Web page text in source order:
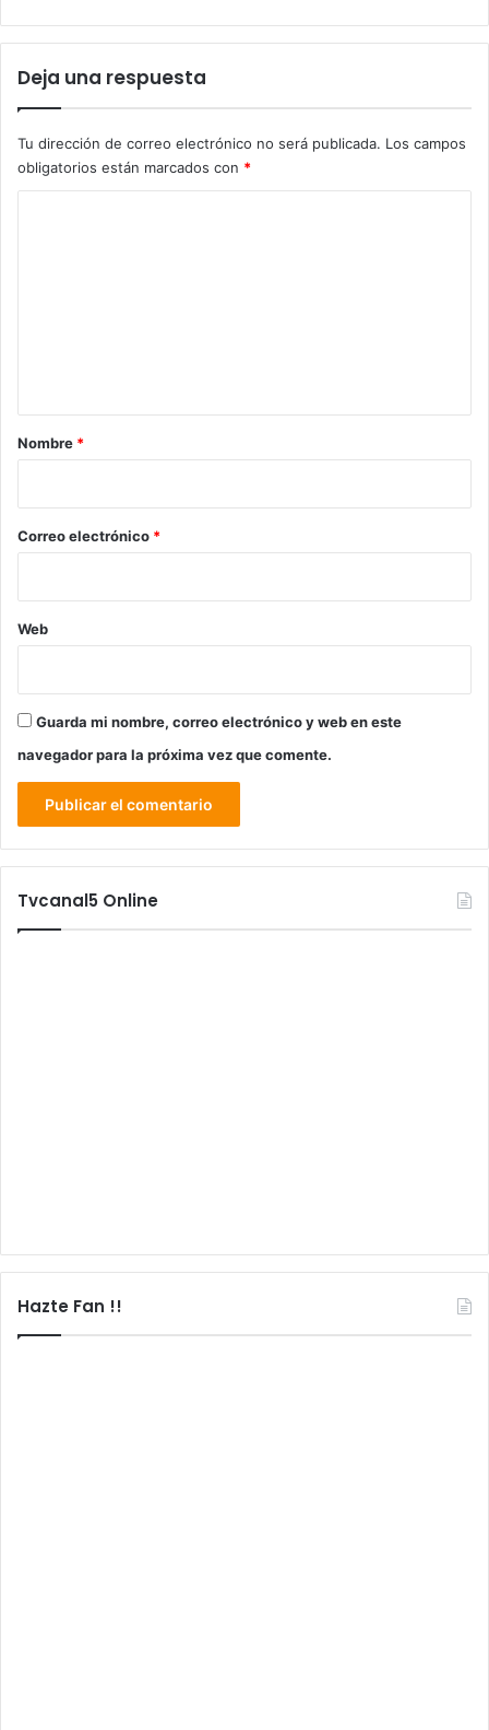
Deja una respuesta
Tu dirección de correo electrónico no será publicada. Los campos
obligatorios están marcados con *
r
*
Nombre *
Correo electrónico *
Web
Guarda mi nombre, correo electrónico y web en este
navegador para la próxima vez que comente.
Tvcanal5 Online
Hazte Fan !!